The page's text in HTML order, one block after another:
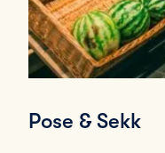
Pose & Sekk